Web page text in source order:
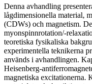
Denna avhandling
lågdimensionella material,
(CDWs) och magnetism.
myonspinnrotation/-
teoretiska fysikaliska
experimentella teknikerna
används i avhandlingen.
Heisenberg-
magnetiska excitationerna.